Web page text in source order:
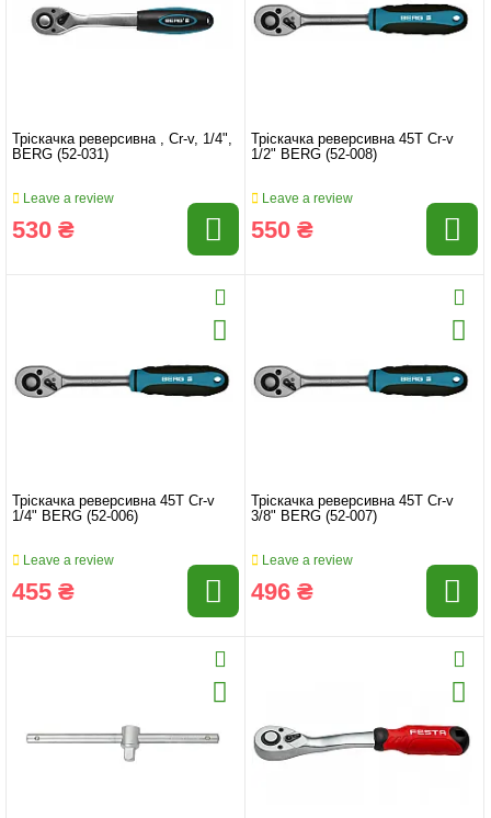
Тріскачка реверсивна , Cr-v, 1/4",
BERG (52-031)
Leave a review
530 ₴
Тріскачка реверсивна 45T Cr-v
1/2" BERG (52-008)
Leave a review
550 ₴
Тріскачка реверсивна 45T Cr-v
1/4" BERG (52-006)
Leave a review
455 ₴
Тріскачка реверсивна 45T Cr-v
3/8" BERG (52-007)
Leave a review
496 ₴